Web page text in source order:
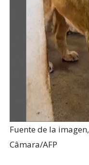
Fuente de la imagen,
Câmara/AFP